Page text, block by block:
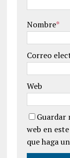
Nombre*
Correo
Web
Guardar
web en
que haga